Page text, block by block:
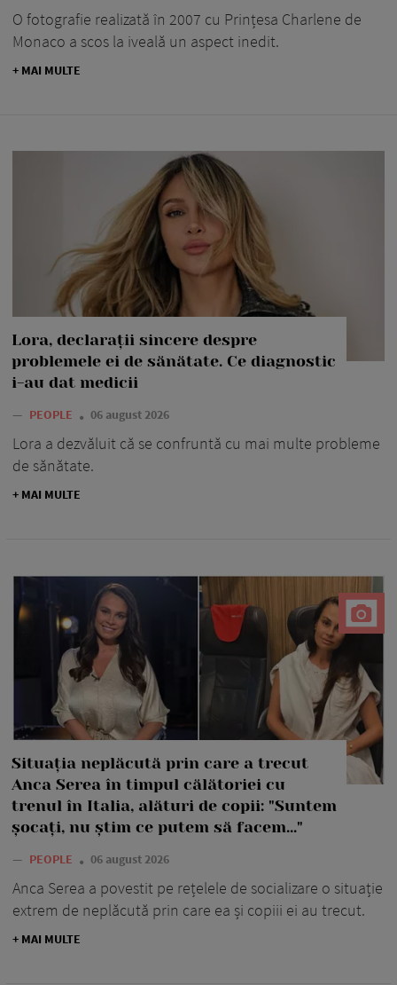
O fotografie realizată în 2007 cu Prințesa Charlene de
Monaco a scos la iveală un aspect inedit.
+ MAI MULTE
Lora, declarații sincere despre
problemele ei de sănătate. Ce diagnostic
i-au dat medicii
— PEOPLE 06 august 2026
Lora a dezvăluit că se confruntă cu mai multe probleme
de sănătate.
+ MAI MULTE
Situația neplăcută prin care a trecut
Anca Serea în timpul călătoriei cu
trenul în Italia, alături de copii: "Suntem
șocați, nu știm ce putem să facem..."
— PEOPLE 06 august 2026
Anca Serea a povestit pe rețelele de socializare o situație
extrem de neplăcută prin care ea și copiii ei au trecut.
+ MAI MULTE